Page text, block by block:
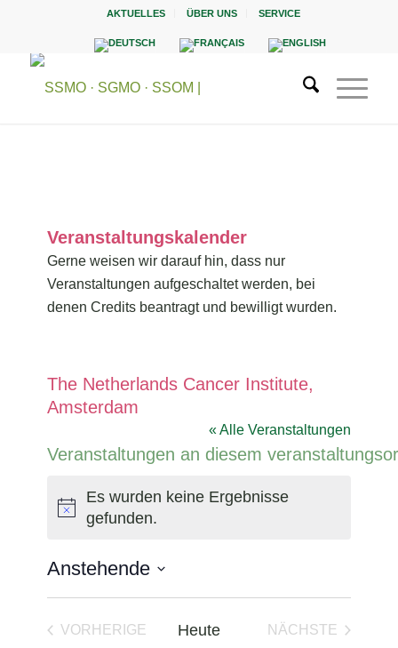
AKTUELLES ÜBER UNS SERVICE
Veranstaltungskalender
Gerne weisen wir darauf hin, dass nur
Veranstaltungen aufgeschaltet werden, bei
denen Credits beantragt und bewilligt wurden.
The Netherlands Cancer Institute,
Amsterdam
« Alle Veranstaltungen
Veranstaltungen an diesem
Hinweis
Es wurden keine Ergebnisse
gefunden.
Anstehende
VORHERIGE
Heute
NÄCHSTE